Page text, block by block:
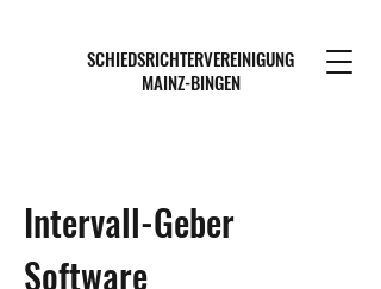
SCHIEDSRICHTERVEREINIGUNG
MAINZ-BINGEN
Intervall-Geber
Software